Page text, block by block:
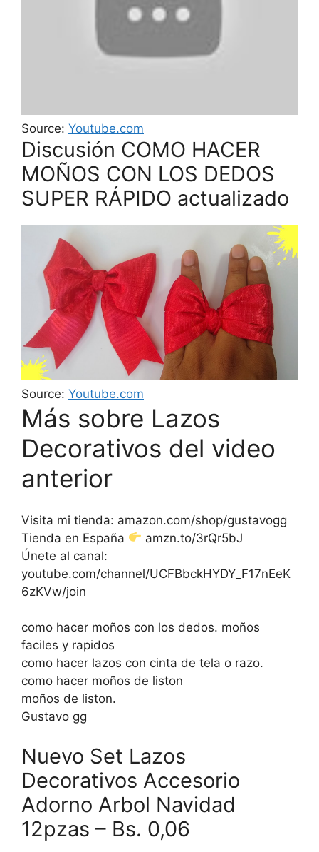
Source: Youtube.com
Discusión COMO HACER
MOÑOS CON LOS DEDOS
SUPER RÁPIDO actualizado
Source: Youtube.com
Más sobre Lazos
Decorativos del video
anterior
Visita mi tienda: amazon.com/shop/gustavogg
Tienda en España
amzn.to/3rQr5bJ
Únete al canal:
youtube.com/channel/UCFBbckHYDY_F17nEeK
6zKVw/join
como hacer moños con los dedos. moños
faciles y rapidos
como hacer lazos con cinta de tela o razo.
como hacer moños de liston
moños de liston.
Gustavo gg
Nuevo Set Lazos
Decorativos Accesorio
Adorno Arbol Navidad
12pzas – Bs. 0,06